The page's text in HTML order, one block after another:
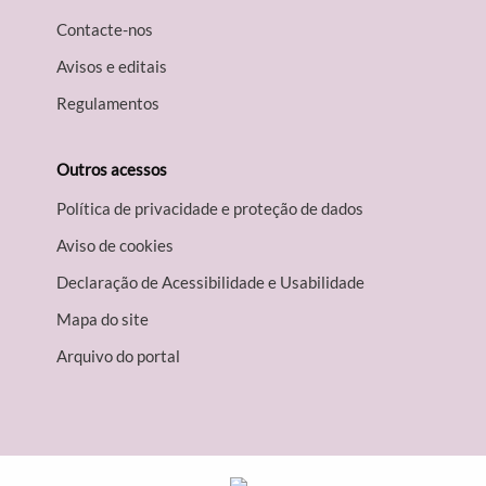
Contacte-nos
Avisos e editais
Regulamentos
Outros acessos
Política de privacidade e proteção de dados
Aviso de cookies
Declaração de Acessibilidade e Usabilidade
Mapa do site
Arquivo do portal